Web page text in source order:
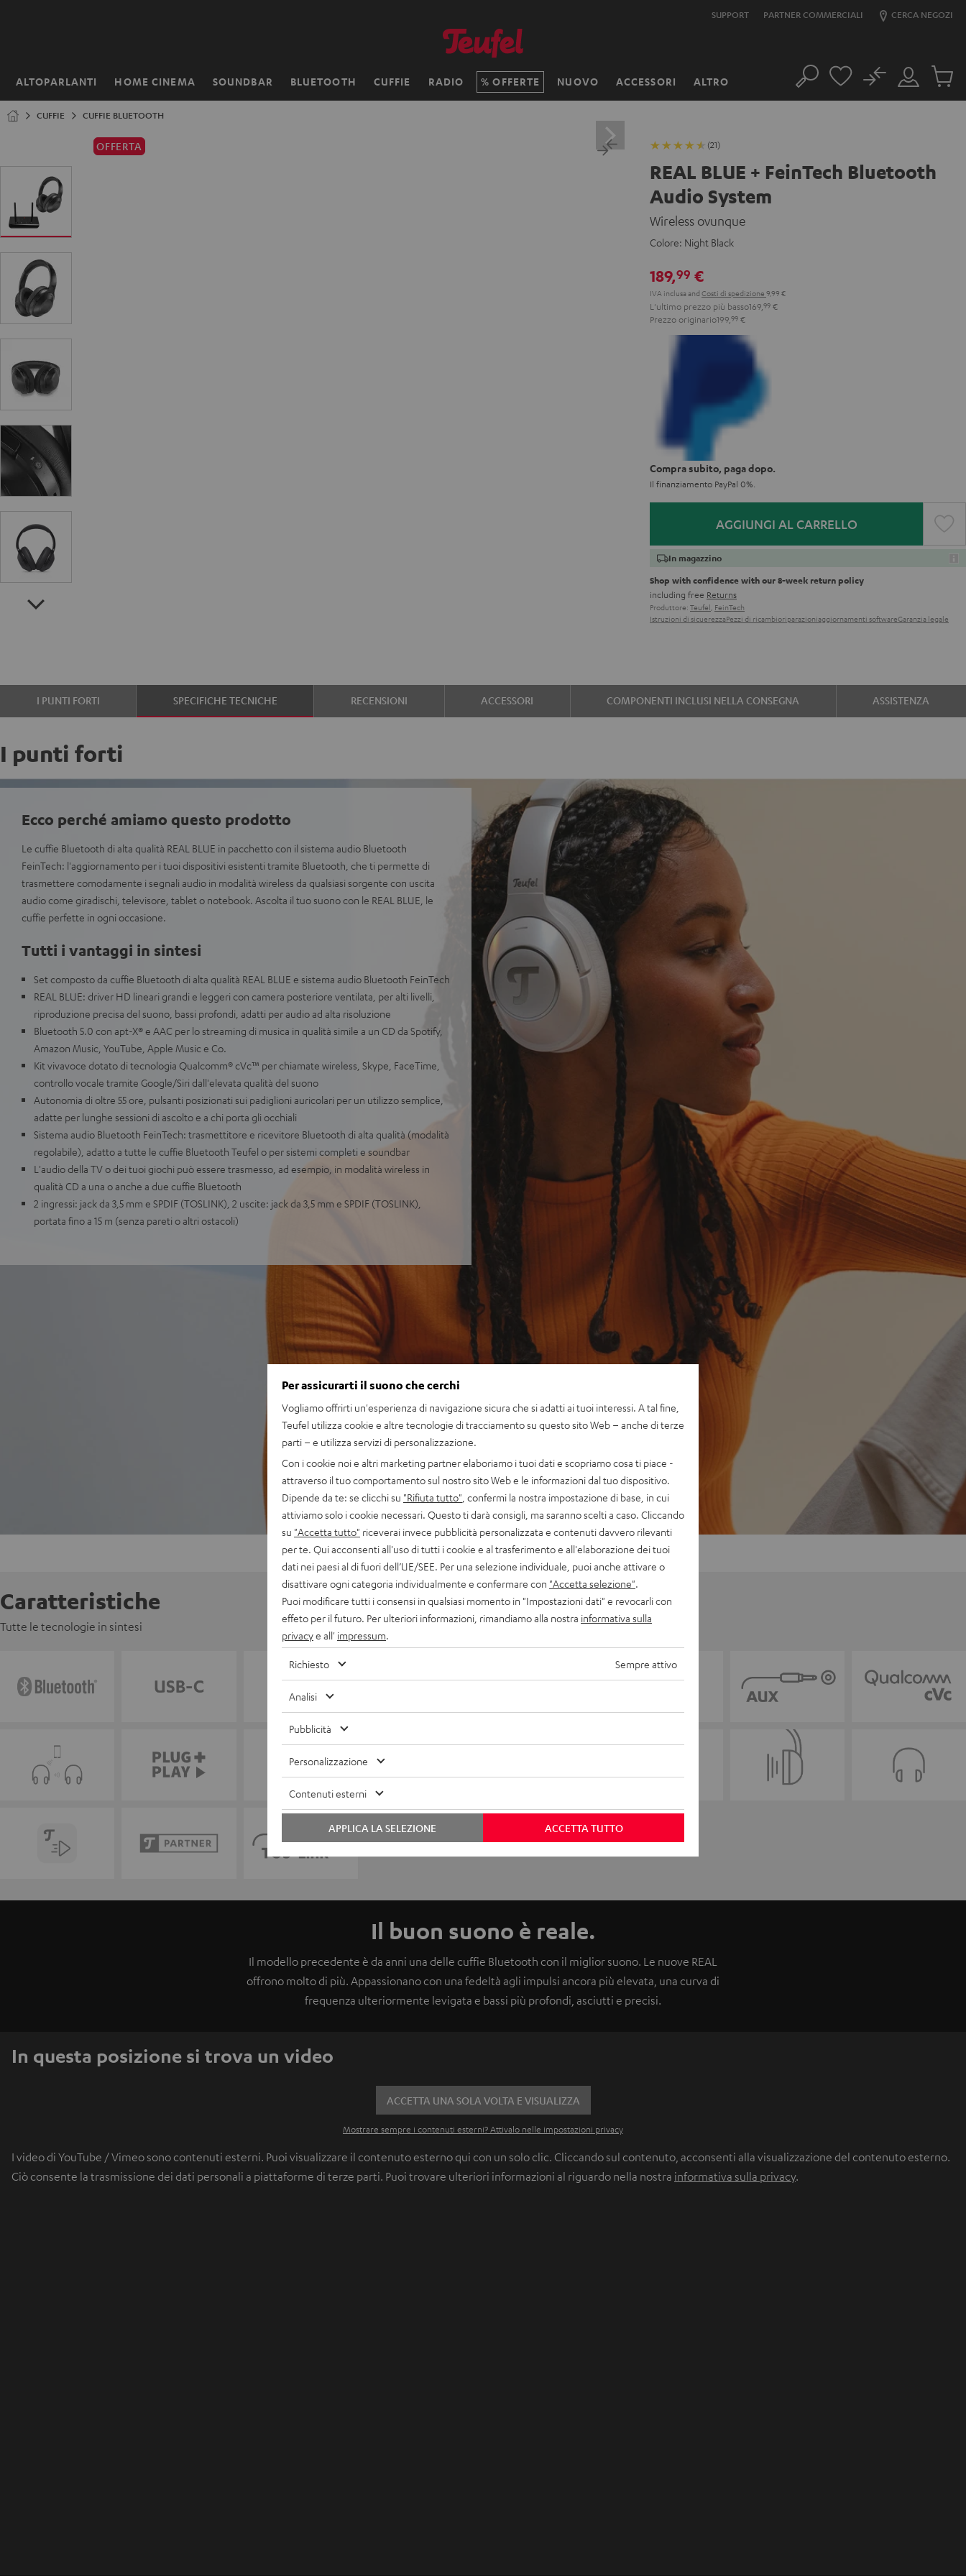
SUPPORT PARTNER COMMERCIALI CERCA NEGOZI
ALTOPARLANTI HOME CINEMA SOUNDBAR BLUETOOTH CUFFIE RADIO OFFERTE NUOVO ACCESSORI ALTRO
Pagina
Cerca
Il
mio
No
Prodotti
CUFFIE CUFFIE BLUETOOTH
OFFERTA (21)
REAL BLUE + FeinTech Bluetooth
Audio System
Wireless ovunque
Colore: Night Black
189,99 €
IVA inclusa and Costi di spedizione 9,99 €
L'ultimo prezzo più basso169, 99 €
Prezzo originario199, 99 €
Compra subito, paga dopo.
Il finanziamento PayPal 0%.
AGGIUNGI AL CARRELLO
In magazzino
Shop with confidence with our 8-week return policy
including free Returns
Produttore: Teufel, FeinTech
Istruzioni di sicuerezzaPezzi di ricambioriparazioniaggiornamenti softwareGaranzia legale
I PUNTI FORTI SPECIFICHE TECNICHE RECENSIONI ACCESSORI COMPONENTI INCLUSI NELLA CONSEGNA ASSISTENZA
I punti forti
Ecco perché amiamo questo prodotto
Le cuffie Bluetooth di alta qualità REAL BLUE in pacchetto con il sistema audio Bluetooth
FeinTech: l'aggiornamento per i tuoi dispositivi esistenti tramite Bluetooth, che ti permette di
trasmettere comodamente i segnali audio in modalità wireless da qualsiasi sorgente con uscita
audio come giradischi, televisore, tablet o notebook. Ascolta il tuo suono con le REAL BLUE, le
cuffie perfette in ogni occasione.
Tutti i vantaggi in sintesi
Set composto da cuffie Bluetooth di alta qualità REAL BLUE e sistema audio Bluetooth FeinTech
REAL BLUE: driver HD lineari grandi e leggeri con camera posteriore ventilata, per alti livelli,
riproduzione precisa del suono, bassi profondi, adatti per audio ad alta risoluzione
Bluetooth 5.0 con apt-X® e AAC per lo streaming di musica in qualità simile a un CD da Spotify,
Amazon Music, YouTube, Apple Music e Co.
Kit vivavoce dotato di tecnologia Qualcomm® cVc™ per chiamate wireless, Skype, FaceTime,
controllo vocale tramite Google/Siri dall'elevata qualità del suono
Autonomia di oltre 55 ore, pulsanti posizionati sui padiglioni auricolari per un utilizzo semplice,
adatte per lunghe sessioni di ascolto e a chi porta gli occhiali
Sistema audio Bluetooth FeinTech: trasmettitore e ricevitore Bluetooth di alta qualità (modalità
regolabile), adatto a tutte le cuffie Bluetooth Teufel o per sistemi completi e soundbar
L'audio della TV o dei tuoi giochi può essere trasmesso, ad esempio, in modalità wireless in
qualità CD a una o anche a due cuffie Bluetooth
2 ingressi: jack da 3,5 mm e SPDIF (TOSLINK), 2 uscite: jack da 3,5 mm e SPDIF (TOSLINK),
portata fino a 15 m (senza pareti o altri ostacoli)
Caratteristiche
Tutte le tecnologie in sintesi
Il buon suono è reale.
Il modello precedente è da anni una delle cuffie Bluetooth con il miglior suono. Le nuove REAL
offrono molto di più. Appassionano con una fedeltà agli impulsi ancora più elevata, una curva di
frequenza ulteriormente levigata e bassi più profondi, asciutti e precisi.
In questa posizione si trova un video
ACCETTA UNA SOLA VOLTA E VISUALIZZA
Mostrare sempre i contenuti esterni? Attivalo nelle impostazioni privacy
I video di YouTube / Vimeo sono contenuti esterni. Puoi visualizzare il contenuto esterno qui con un solo clic. Cliccando sul contenuto, acconsenti alla visualizzazione del contenuto esterno.
Ciò consente la trasmissione dei dati personali a piattaforme di terze parti. Puoi trovare ulteriori informazioni al riguardo nella nostra informativa sulla privacy.
Per assicurarti il suono che cerchi
Vogliamo offrirti un'esperienza di navigazione sicura che si adatti ai tuoi interessi. A tal fine,
Teufel utilizza cookie e altre tecnologie di tracciamento su questo sito Web – anche di terze
parti – e utilizza servizi di personalizzazione.
Con i cookie noi e altri marketing partner elaboriamo i tuoi dati e scopriamo cosa ti piace -
attraverso il tuo comportamento sul nostro sito Web e le informazioni dal tuo dispositivo.
Dipende da te: se clicchi su "Rifiuta tutto" , confermi la nostra impostazione di base, in cui
attiviamo solo i cookie necessari. Questo ti darà consigli, ma saranno scelti a caso. Cliccando
su "Accetta tutto" riceverai invece pubblicità personalizzata e contenuti davvero rilevanti
per te. Qui acconsenti all'uso di tutti i cookie e al trasferimento e all'elaborazione dei tuoi
dati nei paesi al di fuori dell’UE/SEE. Per una selezione individuale, puoi anche attivare o
disattivare ogni categoria individualmente e confermare con "Accetta selezione"
Puoi modificare tutti i consensi in qualsiasi momento in "Impostazioni dati" e revocarli con
effeto per il futuro. Per ulteriori informazioni, rimandiamo alla nostra informativa sulla
privacye all' impressum
Richiesto Sempre attivo
Analisi
Pubblicità
Personalizzazione
Contenuti esterni
ACCETTA TUTTO
APPLICA LA SELEZIONE